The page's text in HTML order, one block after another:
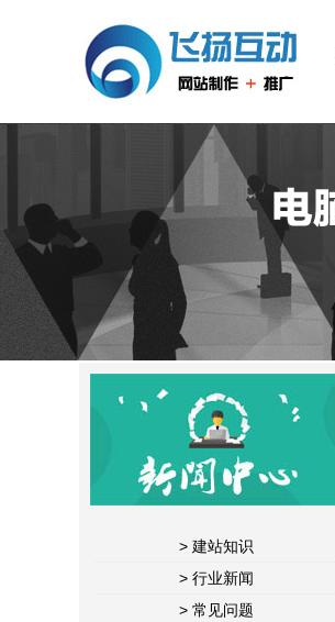
> 建站知识
> 行业新闻
> 常见问题